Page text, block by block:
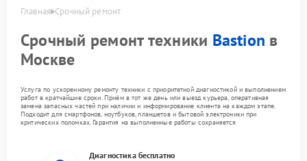
Главная Срочный ремонт
Срочный ремонт техники Bastion в
Москве
Услуга по ускоренному ремонту техники с приоритетной диагностикой и выполнением
работ в кратчайшие сроки. Приём в тот же день или выезд курьера, оперативная
замена запасных частей при наличии и информирование клиента на каждом этапе.
Подходит для смартфонов, ноутбуков, планшетов и бытовой электроники при
критических поломках. Гарантия на выполненные работы сохраняется
Диагностика бесплатно